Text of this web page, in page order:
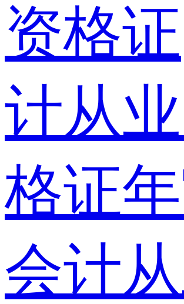
资格证
计从
格证
会计